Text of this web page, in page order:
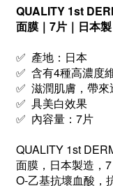
QUALITY 1st
面膜｜7片｜日本製
✅ 產地：日本
✅ 含有4種高濃度
✅ 滋潤肌膚，帶來
✅ 具美白效果
✅ 內容量：7片
QUALITY 1st
面膜，日本製造，
O-乙基抗壞血酸，